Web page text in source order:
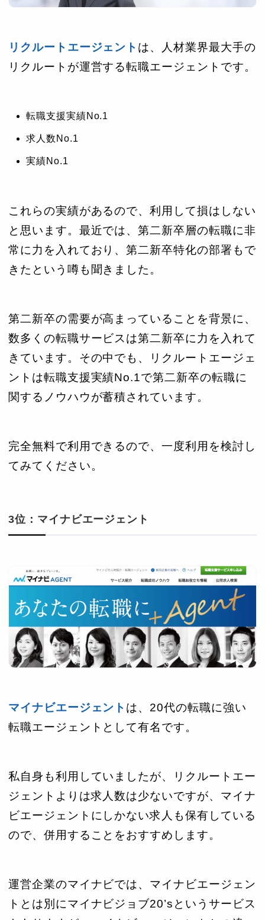
リクルートエージェント は、人材業界最大手の
リクルートが運営する転職エージェントです。
転職支援実績No.1
求人数No.1
実績No.1
これらの実績があるので、利用して損はしない
と思います。最近では、第二新卒層の転職に非
常に力を入れており、第二新卒特化の部署もで
きたという噂も聞きました。
第二新卒の需要が高まっていることを背景に、
数多くの転職サービスは第二新卒に力を入れて
きています。その中でも、リクルートエージェ
ントは転職支援実績No.1で第二新卒の転職に
関するノウハウが蓄積されています。
完全無料で利用できるので、一度利用を検討し
てみてください。
3位：マイナビエージェント
マイナビエージェント は、20代の転職に強い
転職エージェントとして有名です。
私自身も利用していましたが、リクルートエー
ジェントよりは求人数は少ないですが、マイナ
ビエージェントにしかない求人も保有している
ので、併用することをおすすめします。
運営企業のマイナビでは、マイナビエージェン
トとは別にマイナビジョブ20’sというサービス